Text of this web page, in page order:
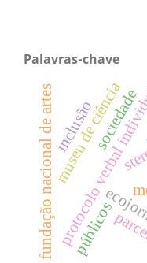
Palavras-chave
protocolosociedade
fundação nacional de artesmuseu de ciência
públicos
inclusão